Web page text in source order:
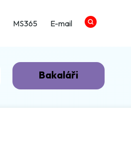
MS365 E-mail
Bakaláři